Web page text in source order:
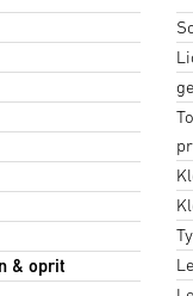
& oprit